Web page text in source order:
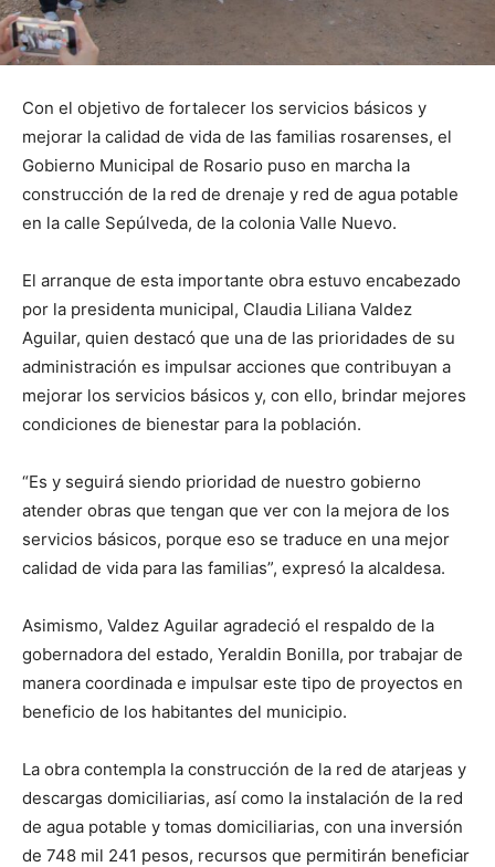
Con el objetivo de fortalecer los servicios básicos y
mejorar la calidad de vida de las familias rosarenses, el
Gobierno Municipal de Rosario puso en marcha la
construcción de la red de drenaje y red de agua potable
en la calle Sepúlveda, de la colonia Valle Nuevo.
El arranque de esta importante obra estuvo encabezado
por la presidenta municipal, Claudia Liliana Valdez
Aguilar, quien destacó que una de las prioridades de su
administración es impulsar acciones que contribuyan a
mejorar los servicios básicos y, con ello, brindar mejores
condiciones de bienestar para la población.
“Es y seguirá siendo prioridad de nuestro gobierno
atender obras que tengan que ver con la mejora de los
servicios básicos, porque eso se traduce en una mejor
calidad de vida para las familias”, expresó la alcaldesa.
Asimismo, Valdez Aguilar agradeció el respaldo de la
gobernadora del estado, Yeraldin Bonilla, por trabajar de
manera coordinada e impulsar este tipo de proyectos en
beneficio de los habitantes del municipio.
La obra contempla la construcción de la red de atarjeas y
descargas domiciliarias, así como la instalación de la red
de agua potable y tomas domiciliarias, con una inversión
de 748 mil 241 pesos, recursos que permitirán beneficiar